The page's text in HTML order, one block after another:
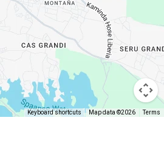
Keyboard shortcuts Map data ©2026 Terms